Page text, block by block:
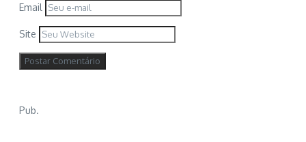
Email
Site
Pub.